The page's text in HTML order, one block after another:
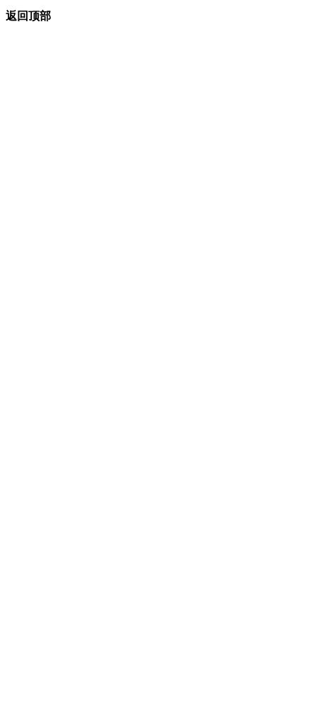
返回顶部